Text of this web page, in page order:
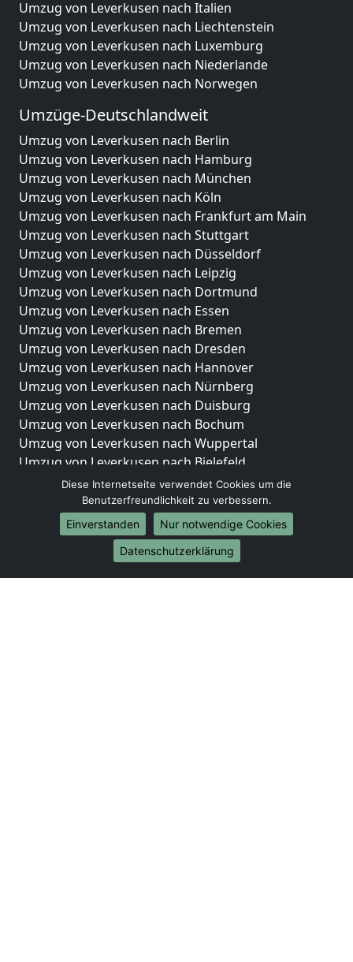
Umzug von Leverkusen nach Italien
Umzug von Leverkusen nach Liechtenstein
Umzug von Leverkusen nach Luxemburg
Umzug von Leverkusen nach Niederlande
Umzug von Leverkusen nach Norwegen
Umzüge-Deutschlandweit
Umzug von Leverkusen nach Berlin
Umzug von Leverkusen nach Hamburg
Umzug von Leverkusen nach München
Umzug von Leverkusen nach Köln
Umzug von Leverkusen nach Frankfurt am Main
Umzug von Leverkusen nach Stuttgart
Umzug von Leverkusen nach Düsseldorf
Umzug von Leverkusen nach Leipzig
Umzug von Leverkusen nach Dortmund
Umzug von Leverkusen nach Essen
Umzug von Leverkusen nach Bremen
Umzug von Leverkusen nach Dresden
Umzug von Leverkusen nach Hannover
Umzug von Leverkusen nach Nürnberg
Umzug von Leverkusen nach Duisburg
Umzug von Leverkusen nach Bochum
Umzug von Leverkusen nach Wuppertal
Umzug von Leverkusen nach Bielefeld
Umzug von Leverkusen nach Bonn
Umzug von Leverkusen nach Münster
Internationale-Umzüge
Umzug von Leverkusen nach Brasilien
Umzug von Leverkusen nach Brunei Darussalam
Diese Internetseite verwendet Cookies um die
Benutzerfreundlichkeit zu verbessern.
Einverstanden
Nur notwendige Cookies
Datenschutzerklärung